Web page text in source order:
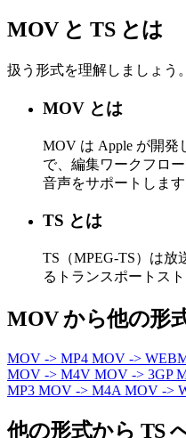
MOV と TS とは
扱う形式を理解しましょう。
MOV とは
MOV は Apple が開発
で、編集ワークフロ
音声をサポートします
TS とは
TS（MPEG-TS）は
るトランスポートス
MOV から他の形
MOV -> MP4 MOV ->
MOV -> M4V MOV -> 3GP
MP3 MOV -> M4A MOV ->
他の形式から TS